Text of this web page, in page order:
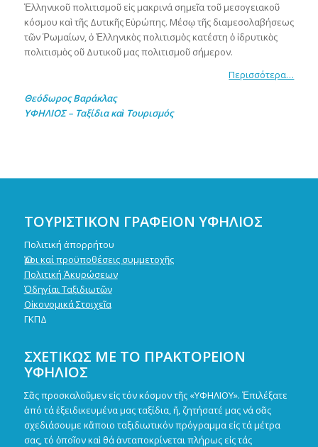
Ἑλληνικοῦ πολιτισμοῦ εἰς μακρινά σημεῖα τοῦ μεσογειακοῦ
κόσμου καὶ τῆς Δυτικῆς Εὐρώπης. Μέσῳ τῆς διαμεσολαβήσεως
τῶν Ῥωμαίων, ὁ Ἑλληνικὸς πολιτισμὸς κατέστη ὁ ἱδρυτικὸς
πολιτισμὸς οῦ Δυτικοῦ μας πολιτισμοῦ σήμερον.
Περισσότερα…
Θεόδωρος Βαράκλας
ΥΦΗΛΙΟΣ – Ταξίδια καὶ Τουρισμός
ΤΟΥΡΙΣΤΙΚΟΝ ΓΡΑΦΕΙΟΝ ΥΦΗΛΙΟΣ
Πολιτική ἀπορρήτου
Ὅροι καί προϋποθέσεις συμμετοχῆς
Πολιτική Ἀκυρώσεων
Ὁδηγίαι Ταξιδιωτῶν
Οἰκονομικά Στοιχεῖα
ΓΚΠΔ
ΣΧΕΤΙΚΩΣ ΜΕ ΤΟ ΠΡΑΚΤΟΡΕΙΟΝ
ΥΦΗΛΙΟΣ
Σᾶς προσκαλοῦμεν εἰς τόν κόσμον τῆς «ΥΦΗΛΙΟΥ». Ἐπιλέξατε
ἀπό τά ἐξειδικευμένα μας ταξίδια, ἤ, ζητήσατέ μας νά σᾶς
σχεδιάσουμε κἄποιο ταξιδιωτικόν πρόγραμμα εἰς τά μέτρα
σας, τό ὁποῖον καὶ θά ἀνταποκρίνεται πλήρως εἰς τάς